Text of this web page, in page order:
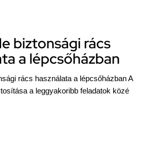
biztonsági rács
a lépcsőházban
rács használata a lépcsőházban A
a leggyakoribb feladatok közé